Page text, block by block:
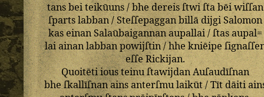
tansbeiteikūuns/bhedereisſtwi ſtabēiwiſſan
ſparts labban/Steſſepaggan billā dijgiSalomon
kaseinanSalaūbaigannanaupallai/ſtasaupal=
laiainan labbanpowijſtin/hhe kniēipe
eſſeRickijan.
Quoitēti iousteinuſtawijdan Auſaudīſnan
bhe ſkallīſnan ainsanterſmu laikūt/Tīt dāiti